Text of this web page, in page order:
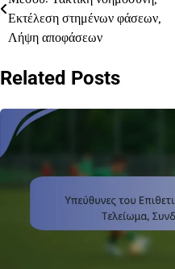
navigation
Εκτέλεση στημένων φάσεων,
Λήψη αποφάσεων
Related Posts